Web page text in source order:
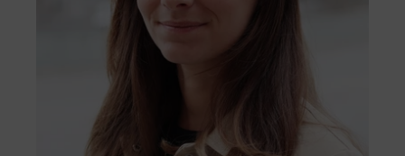
fie tratate cu respect, obiectiv și eficiență.
Accesați formularul